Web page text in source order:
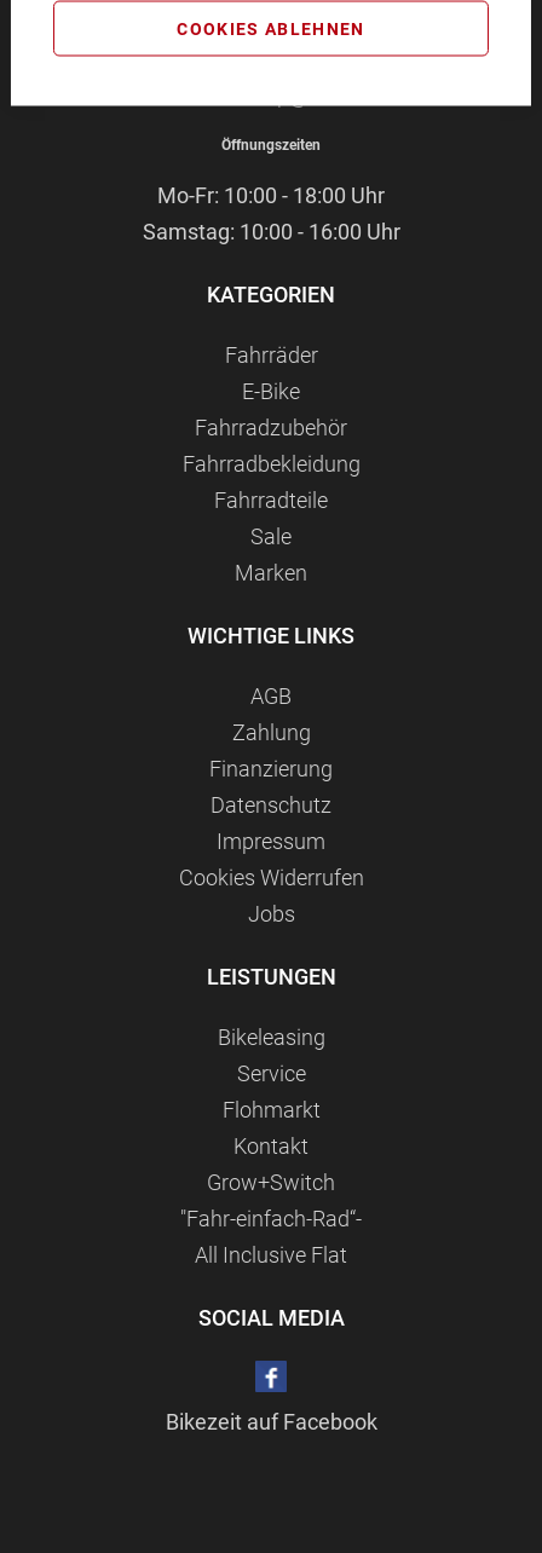
COOKIES ABLEHNEN
93073 Neutraubling
Service-Hotline:09401 - 91 38 70
Öffnungszeiten
Mo-Fr: 10:00 - 18:00 Uhr
Samstag: 10:00 - 16:00 Uhr
KATEGORIEN
Fahrräder
E-Bike
Fahrradzubehör
Fahrradbekleidung
Fahrradteile
Sale
Marken
WICHTIGE LINKS
AGB
Zahlung
Finanzierung
Datenschutz
Impressum
Сookies Widerrufen
Jobs
LEISTUNGEN
Bikeleasing
Service
Flohmarkt
Kontakt
Grow+Switch
"Fahr-einfach-Rad“-
All Inclusive Flat
SOCIAL MEDIA
Bikezeit auf Facebook